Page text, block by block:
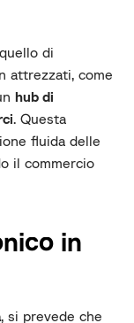
di
attrezzati, come
hub di
. Questa
fluida delle
il commercio
in
, si prevede che